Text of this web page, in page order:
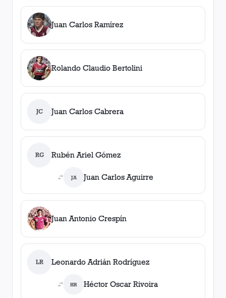
Juan Carlos Ramírez
Rolando Claudio Bertolini
JC Juan Carlos Cabrera
RG Rubén Ariel Gómez
JA Juan Carlos Aguirre
Juan Antonio Crespín
LR Leonardo Adrián Rodríguez
HR Héctor Oscar Rivoira